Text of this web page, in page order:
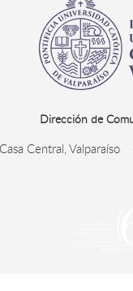
Dirección de
Central, Valparaíso